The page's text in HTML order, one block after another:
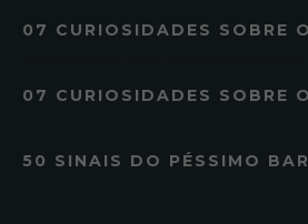
07 CURIOSIDADES SOBRE
07 CURIOSIDADES SOBRE
50 SINAIS DO PÉSSIMO